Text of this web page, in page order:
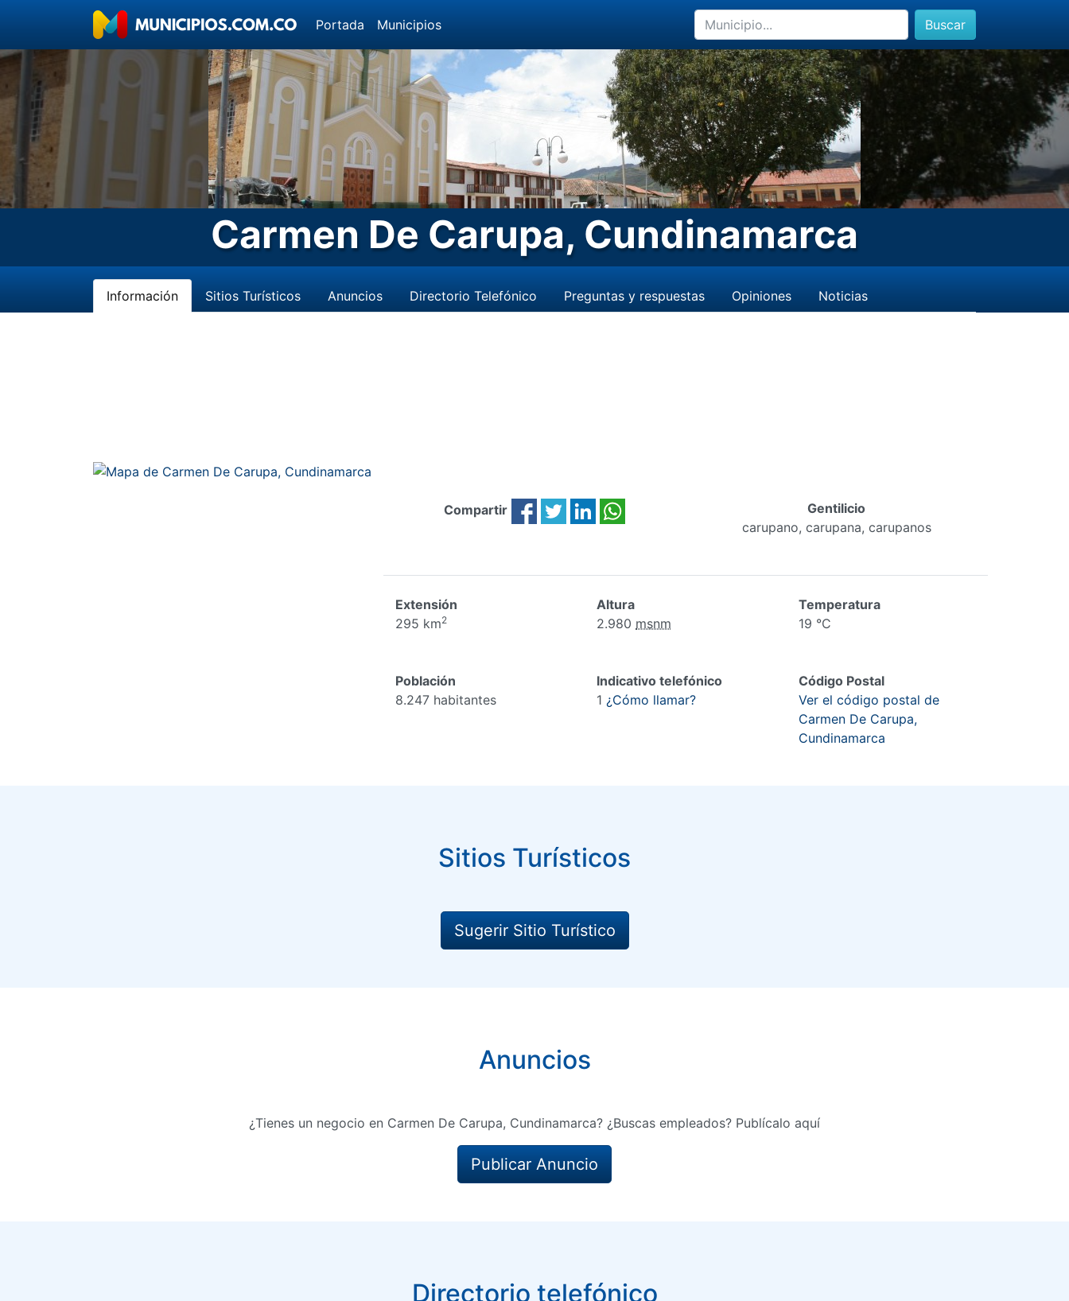
Portada Municipios Buscar
Carmen De Carupa, Cundinamarca
Información Sitios Turísticos Anuncios Directorio Telefónico Preguntas y respuestas Opiniones Noticias
Compartir
Gentilicio
carupano, carupana, carupanos
Extensión
295 km2
Altura
2.980 msnm
Temperatura
19 °C
Población
8.247 habitantes
Indicativo telefónico
1 ¿Cómo llamar?
Código Postal
Ver el código postal de
Carmen De Carupa,
Cundinamarca
Sitios Turísticos
Sugerir Sitio Turístico
Anuncios
¿Tienes un negocio en Carmen De Carupa, Cundinamarca? ¿Buscas empleados? Publícalo aquí
Publicar Anuncio
Directorio telefónico